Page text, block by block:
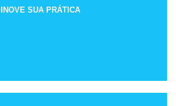
INOVE SUA PRÁTICA